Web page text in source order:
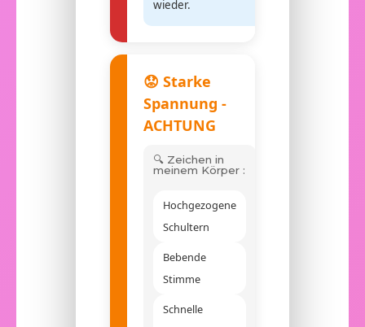
wieder.
😟 Starke
Spannung -
ACHTUNG
🔍 Zeichen in
meinem Körper :
Hochgezogene
Schultern
Bebende
Stimme
Schnelle